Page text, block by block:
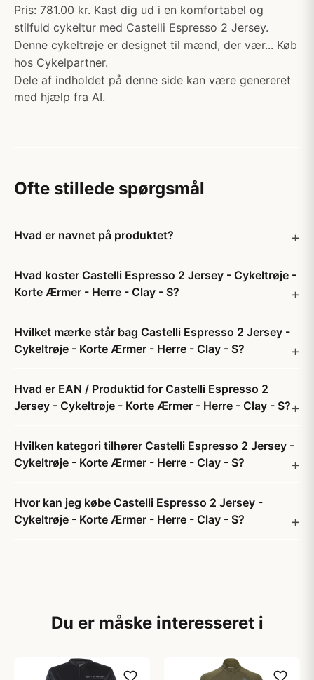
Pris: 781.00 kr. Kast dig ud i en komfortabel og
stilfuld cykeltur med Castelli Espresso 2 Jersey.
Denne cykeltrøje er designet til mænd, der vær... Køb
hos Cykelpartner.
Dele af indholdet på denne side kan være genereret
med hjælp fra AI.
Ofte stillede spørgsmål
Hvad er navnet på produktet?
Hvad koster Castelli Espresso 2 Jersey - Cykeltrøje -
Korte Ærmer - Herre - Clay - S?
Hvilket mærke står bag Castelli Espresso 2 Jersey -
Cykeltrøje - Korte Ærmer - Herre - Clay - S?
Hvad er EAN / Produktid for Castelli Espresso 2
Jersey - Cykeltrøje - Korte Ærmer - Herre - Clay - S?
Hvilken kategori tilhører Castelli Espresso 2 Jersey -
Cykeltrøje - Korte Ærmer - Herre - Clay - S?
Hvor kan jeg købe Castelli Espresso 2 Jersey -
Cykeltrøje - Korte Ærmer - Herre - Clay - S?
Du er måske interesseret i